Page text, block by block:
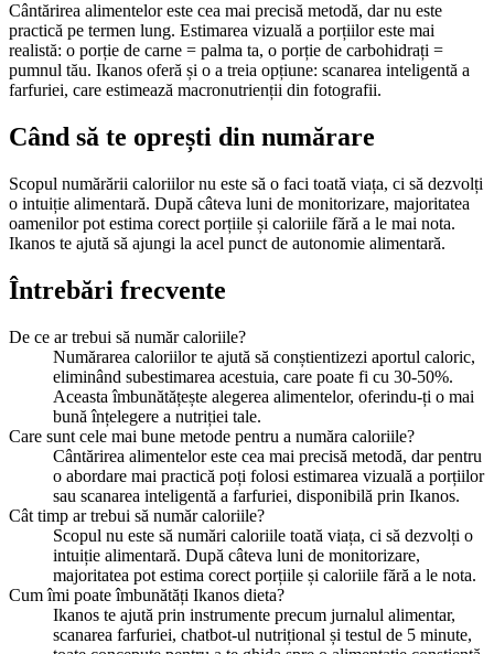
Cântărirea alimentelor este cea mai precisă metodă, dar nu este
practică pe termen lung. Estimarea vizuală a porțiilor este mai
realistă: o porție de carne = palma ta, o porție de carbohidrați =
pumnul tău. Ikanos oferă și o a treia opțiune: scanarea inteligentă a
farfuriei, care estimează macronutrienții din fotografii.
Când să te oprești din numărare
Scopul numărării caloriilor nu este să o faci toată viața, ci să dezvolți
o intuiție alimentară. După câteva luni de monitorizare, majoritatea
oamenilor pot estima corect porțiile și caloriile fără a le mai nota.
Ikanos te ajută să ajungi la acel punct de autonomie alimentară.
Întrebări frecvente
De ce ar trebui să număr caloriile?
Numărarea caloriilor te ajută să conștientizezi aportul caloric,
eliminând subestimarea acestuia, care poate fi cu 30-50%.
Aceasta îmbunătățește alegerea alimentelor, oferindu-ți o mai
bună înțelegere a nutriției tale.
Care sunt cele mai bune metode pentru a număra caloriile?
Cântărirea alimentelor este cea mai precisă metodă, dar pentru
o abordare mai practică poți folosi estimarea vizuală a porțiilor
sau scanarea inteligentă a farfuriei, disponibilă prin Ikanos.
Cât timp ar trebui să număr caloriile?
Scopul nu este să numări caloriile toată viața, ci să dezvolți o
intuiție alimentară. După câteva luni de monitorizare,
majoritatea pot estima corect porțiile și caloriile fără a le nota.
Cum îmi poate îmbunătăți Ikanos dieta?
Ikanos te ajută prin instrumente precum jurnalul alimentar,
scanarea farfuriei, chatbot-ul nutrițional și testul de 5 minute,